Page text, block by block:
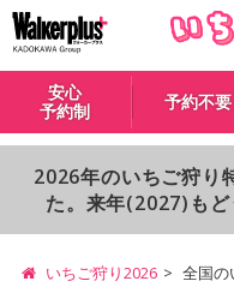
安心
予約制
予約不要
2026年のいちご狩り
た。来年(2027)もど
いちご狩り2026 全国の